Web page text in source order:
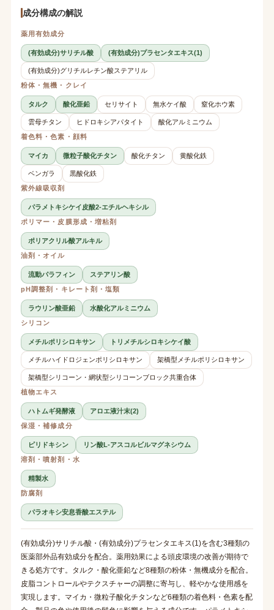
成分構成の解説
薬用有効成分
(有効成分)サリチル酸 (有効成分)プラセンタエキス(1)
(有効成分)グリチルレチン酸ステアリル
粉体・無機・クレイ
タルク 酸化亜鉛 セリサイト 無水ケイ酸 窒化ホウ素
雲母チタン ヒドロキシアパタイト
酸化アルミニウム
着色料・色素・顔料
マイカ 微粒子酸化チタン 酸化チタン 黄酸化鉄
ベンガラ
黒酸化鉄
紫外線吸収剤
パラメトキシケイ皮酸2-エチルヘキシル
ポリマー・皮膜形成・増粘剤
ポリアクリル酸アルキル
油剤・オイル
流動パラフィン
ステアリン酸
pH調整剤・キレート剤・塩類
ラウリン酸亜鉛
水酸化アルミニウム
シリコン
メチルポリシロキサン トリメチルシロキシケイ酸
メチルハイドロジェンポリシロキサン 架橋型メチルポリシロキサン
架橋型シリコーン・網状型シリコーンブロック共重合体
植物エキス
ハトムギ発酵液
アロエ液汁末(2)
保湿・補修成分
ピリドキシン
リン酸L-アスコルビルマグネシウム
溶剤・噴射剤・水
精製水
防腐剤
パラオキシ安息香酸エステル
(有効成分)サリチル酸・(有効成分)プラセンタエキス(1)を含む3種類の
医薬部外品有効成分を配合。薬用効果による頭皮環境の改善が期待で
きる処方です。タルク・酸化亜鉛など8種類の粉体・無機成分を配合。
皮脂コントロールやテクスチャーの調整に寄与し、軽やかな使用感を
実現します。マイカ・微粒子酸化チタンなど6種類の着色料・色素を配